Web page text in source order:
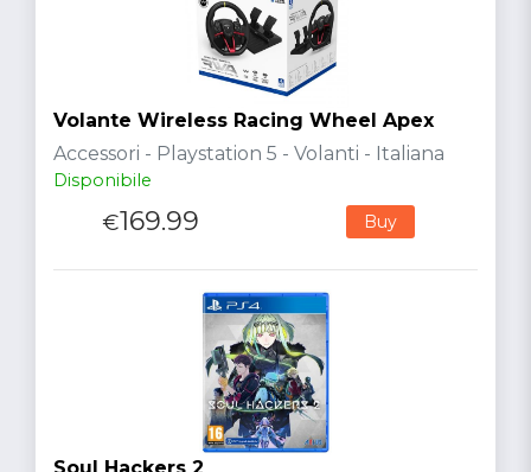
Volante Wireless Racing Wheel Apex
Accessori - Playstation 5 - Volanti - Italiana
Disponibile
€169.99 Buy